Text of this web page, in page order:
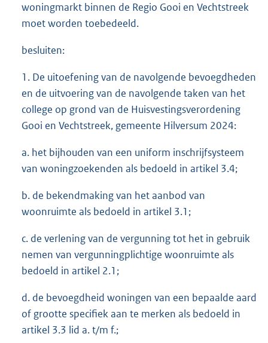
woningmarkt binnen de Regio Gooi en Vechtstreek
moet worden toebedeeld.
besluiten:
1. De uitoefening van de navolgende bevoegdheden
en de uitvoering van de navolgende taken van het
college op grond van de Huisvestingsverordening
Gooi en Vechtstreek, gemeente Hilversum 2024:
a. het bijhouden van een uniform inschrijfsysteem
van woningzoekenden als bedoeld in artikel 3.4;
b. de bekendmaking van het aanbod van
woonruimte als bedoeld in artikel 3.1;
c. de verlening van de vergunning tot het in gebruik
nemen van vergunningplichtige woonruimte als
bedoeld in artikel 2.1;
d. de bevoegdheid woningen van een bepaalde aard
of grootte specifiek aan te merken als bedoeld in
artikel 3.3 lid a. t/m f.;